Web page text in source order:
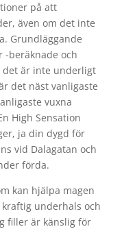
på att
även om det inte
Grundläggande
-beräknade och
det är inte underligt
det näst vanligaste
vuxna
High Sensation
ja din dygd för
vid Dalagatan och
förda.
kan hjälpa magen
underhals och
filler är känslig för